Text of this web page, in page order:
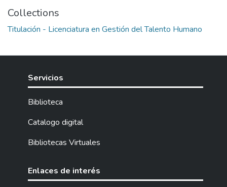
Collections
Titulación - Licenciatura en Gestión del Talento Humano
Servicios
Biblioteca
Catalogo digital
Bibliotecas Virtuales
Enlaces de interés